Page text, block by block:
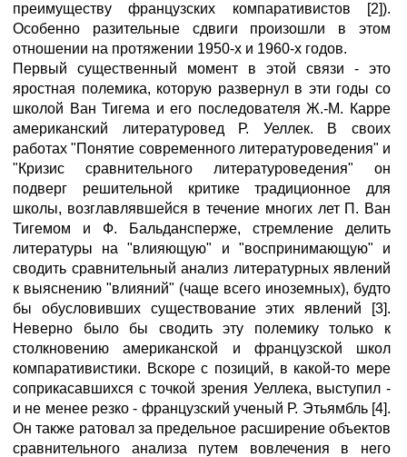
преимуществу французских компаративистов [2]).
Особенно разительные сдвиги произошли в этом
отношении на протяжении 1950-х и 1960-х годов.
Первый существенный момент в этой связи - это
яростная полемика, которую развернул в эти годы со
школой Ван Тигема и его последователя Ж.-М. Карре
американский литературовед Р. Уеллек. В своих
работах "Понятие современного литературоведения" и
"Кризис сравнительного литературоведения" он
подверг решительной критике традиционное для
школы, возглавлявшейся в течение многих лет П. Ван
Тигемом и Ф. Бальдансперже, стремление делить
литературы на "влияющую" и "воспринимающую" и
сводить сравнительный анализ литературных явлений
к выяснению "влияний" (чаще всего иноземных), будто
бы обусловивших существование этих явлений [3].
Неверно было бы сводить эту полемику только к
столкновению американской и французской школ
компаративистики. Вскоре с позиций, в какой-то мере
соприкасавшихся с точкой зрения Уеллека, выступил -
и не менее резко - французский ученый Р. Этьямбль [4].
Он также ратовал за предельное расширение объектов
сравнительного анализа путем вовлечения в него